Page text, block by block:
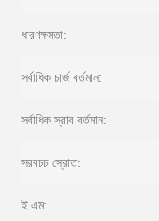
ধারণক্ষমতা:
সর্বাধিক চার্জ বর্তমান:
সর্বাধিক স্রাব বর্তমান:
সরবচচ স্রোত:
ই এম: